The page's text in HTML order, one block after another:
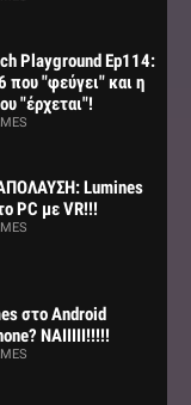
Playground Ep114:
που "φεύγει" και η
"έρχεται"!
Lumines
PC με VR!!!
στο Android
ΝΑΙΙΙΙΙ!!!!!